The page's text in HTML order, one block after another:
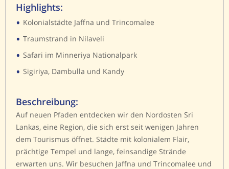
Highlights:
• Kolonialstädte Jaffna und Trincomalee
• Traumstrand in Nilaveli
• Safari im Minneriya Nationalpark
• Sigiriya, Dambulla und Kandy
Beschreibung:
Auf neuen Pfaden entdecken wir den Nordosten Sri
Lankas, eine Region, die sich erst seit wenigen Jahren
dem Tourismus öffnet. Städte mit kolonialem Flair,
prächtige Tempel und lange, feinsandige Strände
erwarten uns. Wir besuchen Jaffna und Trincomalee und